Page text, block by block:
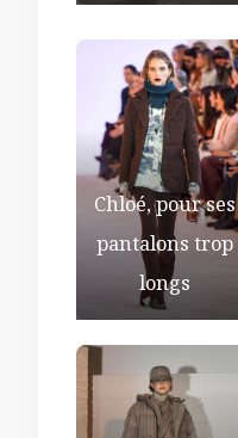
Chloé, pour ses
pantalons trop
longs